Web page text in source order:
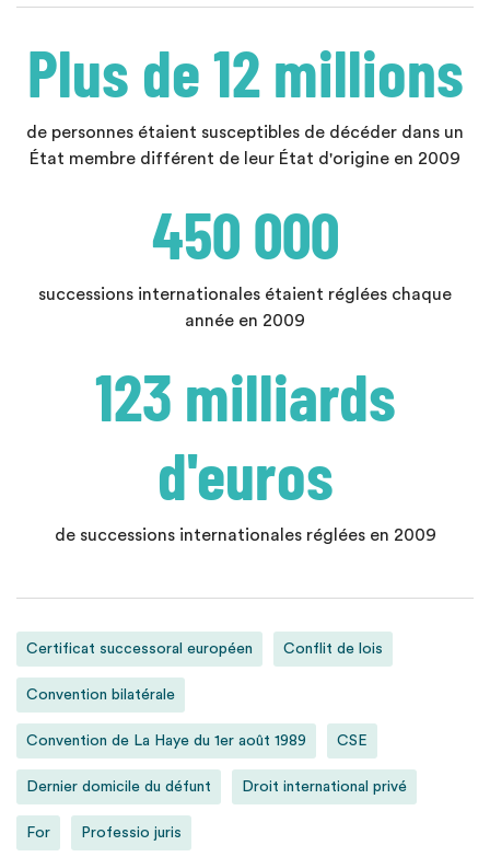
Plus de 12 millions
de personnes étaient susceptibles de décéder dans un
État membre différent de leur État d'origine en 2009
450 000
successions internationales étaient réglées chaque
année en 2009
123 milliards
d'euros
de successions internationales réglées en 2009
Certificat successoral européen Conflit de lois
Convention bilatérale
Convention de La Haye du 1er août 1989 CSE
Dernier domicile du défunt Droit international privé
For Professio juris